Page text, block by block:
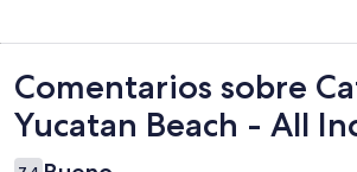
Comentarios
Comentarios sobre
Yucatan Beach - All